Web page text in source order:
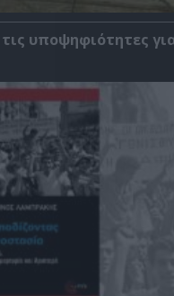
υποψηφιότητες